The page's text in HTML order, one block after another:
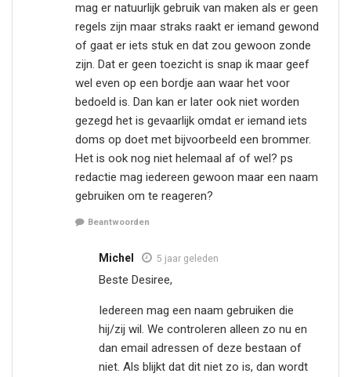
mag er natuurlijk gebruik van maken als er geen
regels zijn maar straks raakt er iemand gewond
of gaat er iets stuk en dat zou gewoon zonde
zijn. Dat er geen toezicht is snap ik maar geef
wel even op een bordje aan waar het voor
bedoeld is. Dan kan er later ook niet worden
gezegd het is gevaarlijk omdat er iemand iets
doms op doet met bijvoorbeeld een brommer.
Het is ook nog niet helemaal af of wel? ps
redactie mag iedereen gewoon maar een naam
gebruiken om te reageren?
Beantwoorden
Michel 5 jaar geleden
Beste Desiree,
Iedereen mag een naam gebruiken die
hij/zij wil. We controleren alleen zo nu en
dan email adressen of deze bestaan of
niet. Als blijkt dat dit niet zo is, dan wordt